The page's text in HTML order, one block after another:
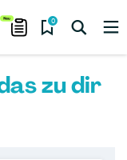
0
zu dir